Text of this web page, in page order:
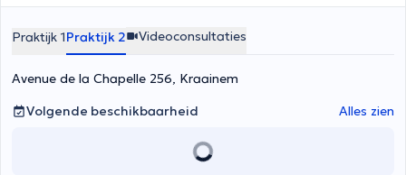
hieronder de verschillende behandelingen die zij aanbiedt en
praktijk komt. Zij spreekt zeer goed Frans en Nederlands. Ze is
graag stipt, dus kom alstublieft op tijd naar de raadpleging.
Praktijk 1Praktijk 2 Videoconsultaties
Avenue de la Chapelle 256, Kraainem
Volgende beschikbaarheid
Alles zien